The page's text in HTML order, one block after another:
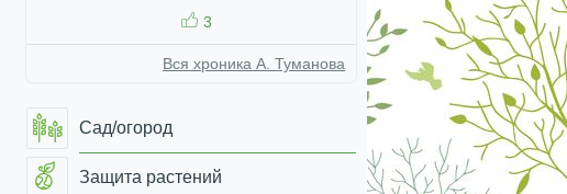
3
Вся хроника А. Туманова
Сад/огород
Защита растений